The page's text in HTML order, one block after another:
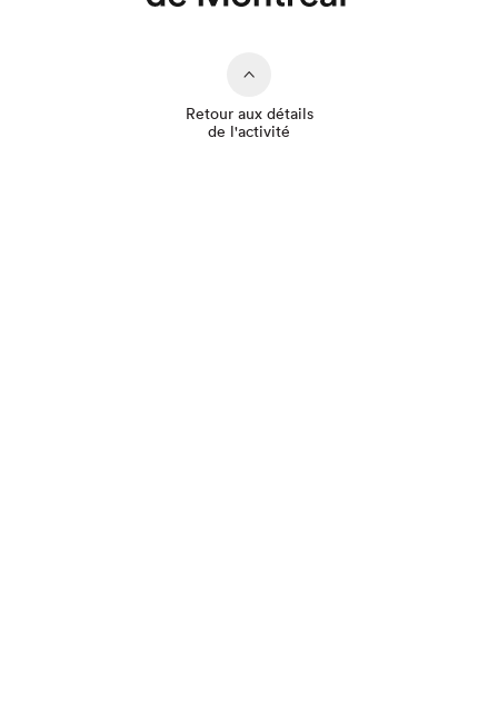
Retour aux détails
de l'activité